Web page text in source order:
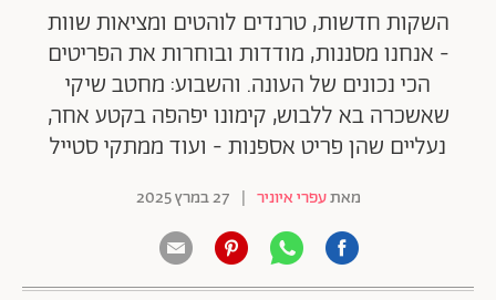
השקות חדשות, טרנדים לוהטים ומציאות שוות
- אנחנו מסננות, מודדות ובוחרות את הפריטים
הכי נכונים של העונה. והשבוע: מחטב שיקי
שאשכרה בא ללבוש, קימונו יפהפה בקטע אחר,
נעליים שהן פריט אספנות - ועוד ממתקי סטייל
מאתעפרי איוניר | 27 במרץ 2025